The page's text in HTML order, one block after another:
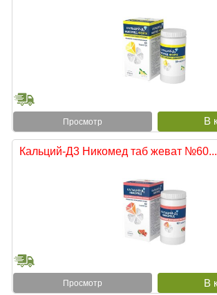
Просмотр
Кальций-Д3 Никомед таб жеват №60...
Просмотр